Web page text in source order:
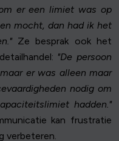
er een limiet was op
mocht, dan had ik het
Ze besprak ook het
"De persoon
er was alleen maar
nodig om
hadden."
kan frustratie
verbeteren.